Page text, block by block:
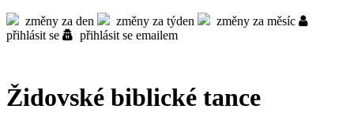
změny za den změny za týden
změny za měsíc
přihlásit se
přihlásit se emailem
Židovské biblické tance